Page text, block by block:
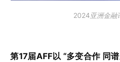
2024亚洲金融
第17届AFF以 “多变合作 同